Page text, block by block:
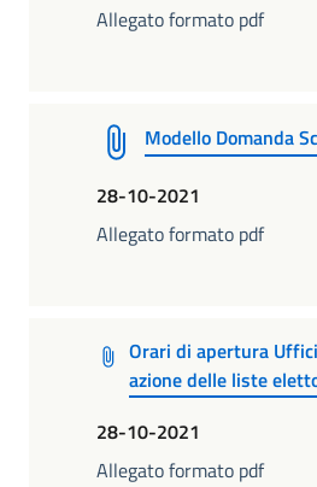
Allegato formato pdf
Modello Domanda
28-10-2021
Allegato formato pdf
Orari di apertura
azione delle liste
28-10-2021
Allegato formato pdf